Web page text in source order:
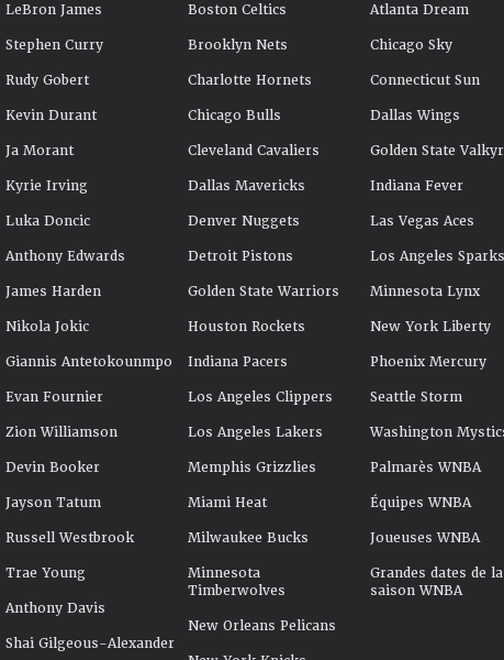
LeBron James
Stephen Curry
Rudy Gobert
Kevin Durant
Ja Morant
Kyrie Irving
Luka Doncic
Anthony Edwards
James Harden
Nikola Jokic
Giannis Antetokounmpo
Evan Fournier
Zion Williamson
Devin Booker
Jayson Tatum
Russell Westbrook
Trae Young
Anthony Davis
Shai Gilgeous-Alexander
Boston Celtics
Brooklyn Nets
Charlotte Hornets
Chicago Bulls
Cleveland Cavaliers
Dallas Mavericks
Denver Nuggets
Detroit Pistons
Golden State Warriors
Houston Rockets
Indiana Pacers
Los Angeles Clippers
Los Angeles Lakers
Memphis Grizzlies
Miami Heat
Milwaukee Bucks
Minnesota
Timberwolves
New Orleans Pelicans
Atlanta Dream
Chicago Sky
Connecticut Sun
Dallas Wings
Golden State
Indiana Fever
Las Vegas Aces
Los Angeles Sparks
Minnesota Lynx
New York Liberty
Phoenix Mercury
Seattle Storm
Washington
Palmarès WNBA
Équipes WNBA
Joueuses WNBA
Grandes dates de la
saison WNBA